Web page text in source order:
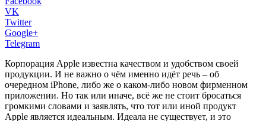
VK
Twitter
Google+
Telegram
Корпорация Apple известна качеством и удобством своей
продукции. И не важно о чём именно идёт речь – об
очередном iPhone, либо же о каком-либо новом фирменном
приложении. Но так или иначе, всё же не стоит бросаться
громкими словами и заявлять, что тот или иной продукт
Apple является идеальным. Идеала не существует, и это